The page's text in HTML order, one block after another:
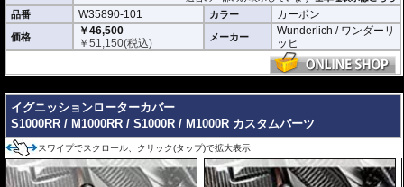
品番 W35890-101 カラー カーボン
価格
￥46,500
￥51,150(税込) メーカー
Wunderlich / ワンダーリ
ッヒ
イグニッションローターカバー
S1000RR / M1000RR / S1000R / M1000R カスタムパーツ
スワイプでスクロール、クリック(タップ)で拡大表示